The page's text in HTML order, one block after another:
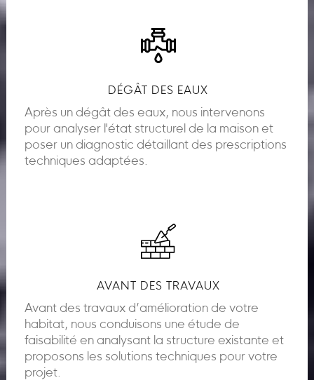
DÉGÂT DES EAUX
Après un dégât des eaux, nous intervenons
pour analyser l'état structurel de la maison et
poser un diagnostic détaillant des prescriptions
techniques adaptées.
AVANT DES TRAVAUX
Avant des travaux d’amélioration de votre
habitat, nous conduisons une étude de
faisabilité en analysant la structure existante et
proposons les solutions techniques pour votre
projet.